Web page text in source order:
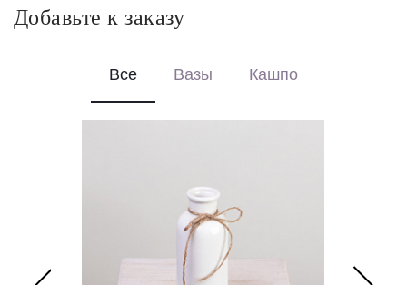
Добавьте к заказу
Все Вазы Кашпо